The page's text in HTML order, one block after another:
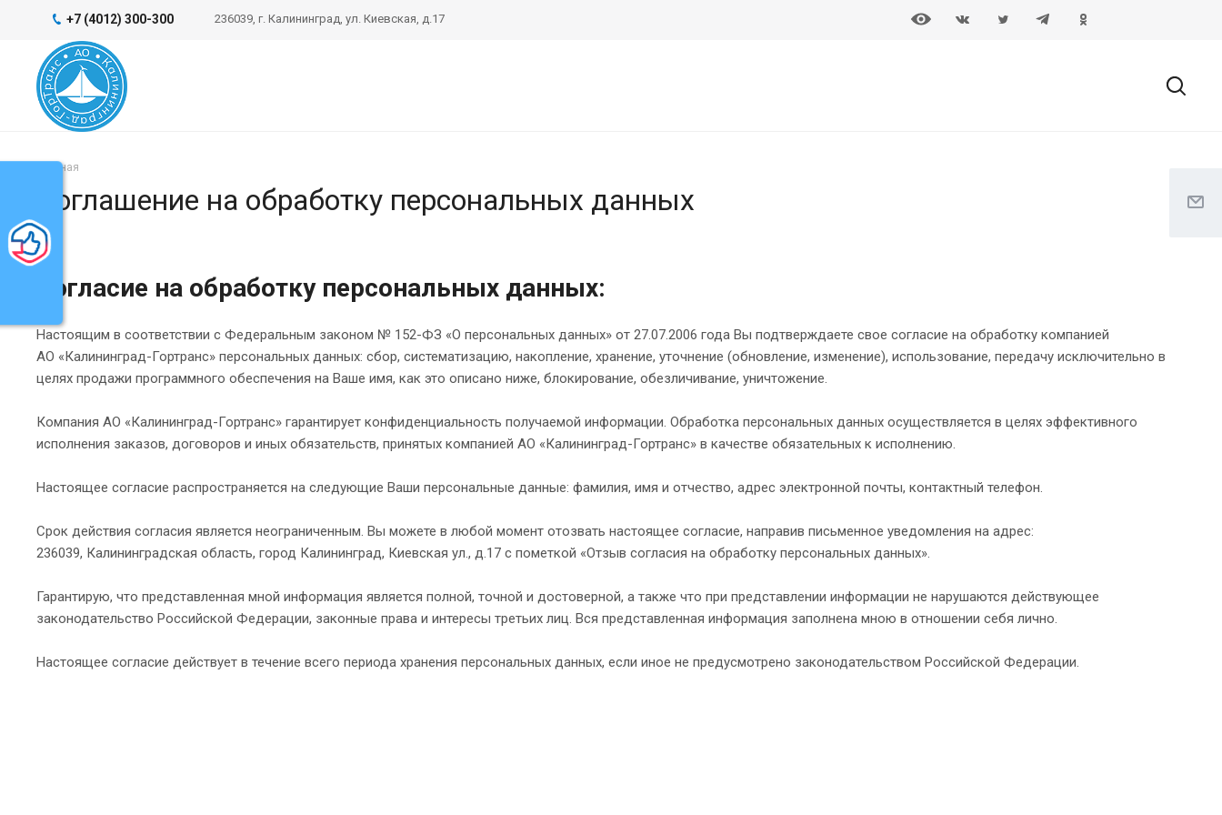
+7 (4012) 300-300 236039, г. Калининград, ул. Киевская, д.17
Главная
Соглашение на обработку персональных данных
Согласие на обработку персональных данных:
Настоящим в соответствии с Федеральным законом № 152-ФЗ «О персональных данных» от 27.07.2006 года Вы подтверждаете свое согласие на обработку компанией
АО «Калининград-Гортранс» персональных данных: сбор, систематизацию, накопление, хранение, уточнение (обновление, изменение), использование, передачу исключительно в
целях продажи программного обеспечения на Ваше имя, как это описано ниже, блокирование, обезличивание, уничтожение.
Компания АО «Калининград-Гортранс» гарантирует конфиденциальность получаемой информации. Обработка персональных данных осуществляется в целях эффективного
исполнения заказов, договоров и иных обязательств, принятых компанией АО «Калининград-Гортранс» в качестве обязательных к исполнению.
Настоящее согласие распространяется на следующие Ваши персональные данные: фамилия, имя и отчество, адрес электронной почты, контактный телефон.
Срок действия согласия является неограниченным. Вы можете в любой момент отозвать настоящее согласие, направив письменное уведомления на адрес:
236039, Калининградская область, город Калининград, Киевская ул., д.17 с пометкой «Отзыв согласия на обработку персональных данных».
Гарантирую, что представленная мной информация является полной, точной и достоверной, а также что при представлении информации не нарушаются действующее
законодательство Российской Федерации, законные права и интересы третьих лиц. Вся представленная информация заполнена мною в отношении себя лично.
Настоящее согласие действует в течение всего периода хранения персональных данных, если иное не предусмотрено законодательством Российской Федерации.